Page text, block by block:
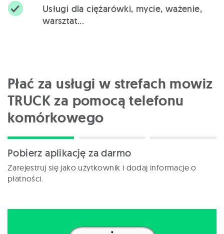
Usługi dla ciężarówki, mycie, ważenie,
warsztat...
Płać za usługi w strefach mowiz
TRUCK za pomocą telefonu
komórkowego
Pobierz aplikację za darmo
Zarejestruj się jako użytkownik i dodaj informacje o
płatności.